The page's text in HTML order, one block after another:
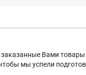
Вами
мы успели